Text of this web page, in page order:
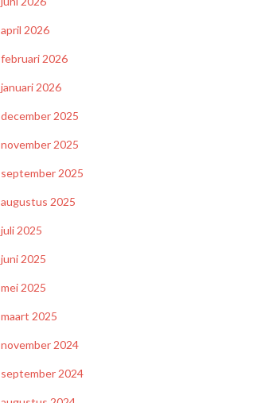
april 2026
februari 2026
januari 2026
december 2025
november 2025
september 2025
augustus 2025
juli 2025
juni 2025
mei 2025
maart 2025
november 2024
september 2024